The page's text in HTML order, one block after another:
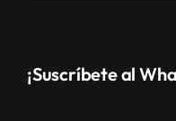
¡Suscríbete al